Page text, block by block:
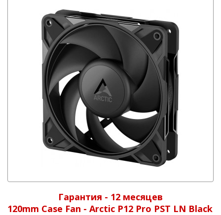
Гарантия - 12 месяцев
120mm Case Fan - Arctic P12 Pro PST LN Black